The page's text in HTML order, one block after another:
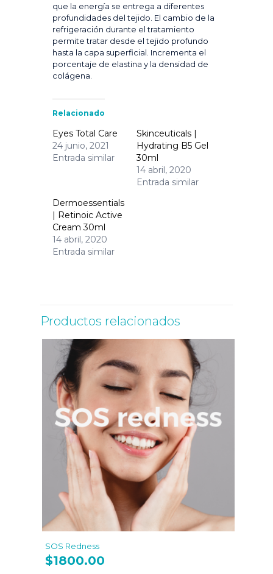
que la energía se entrega a diferentes
profundidades del tejido. El cambio de la
refrigeración durante el tratamiento
permite tratar desde el tejido profundo
hasta la capa superficial. Incrementa el
porcentaje de elastina y la densidad de
colágena.
Relacionado
Eyes Total Care
24 junio, 2021
Entrada similar
Skinceuticals |
Hydrating B5 Gel
30ml
14 abril, 2020
Entrada similar
Dermoessentials
| Retinoic Active
Cream 30ml
14 abril, 2020
Entrada similar
Productos relacionados
SOS Redness
$1800.00